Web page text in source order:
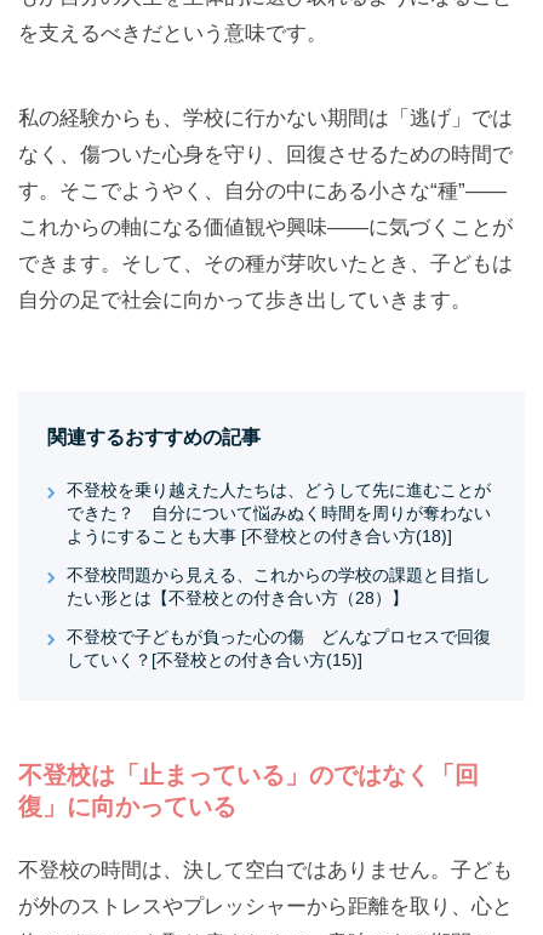
を支えるべきだという意味です。
私の経験からも、学校に行かない期間は「逃げ」では
なく、傷ついた心身を守り、回復させるための時間で
す。そこでようやく、自分の中にある小さな“種”——
これからの軸になる価値観や興味——に気づくことが
できます。そして、その種が芽吹いたとき、子どもは
自分の足で社会に向かって歩き出していきます。
関連するおすすめの記事
不登校を乗り越えた人たちは、どうして先に進むことが
できた？ 自分について悩みぬく時間を周りが奪わない
ようにすることも大事 [不登校との付き合い方(18)]
不登校問題から見える、これからの学校の課題と目指し
たい形とは【不登校との付き合い方（28）】
不登校で子どもが負った心の傷 どんなプロセスで回復
していく？[不登校との付き合い方(15)]
不登校は「止まっている」のではなく「回
復」に向かっている
不登校の時間は、決して空白ではありません。子ども
が外のストレスやプレッシャーから距離を取り、心と